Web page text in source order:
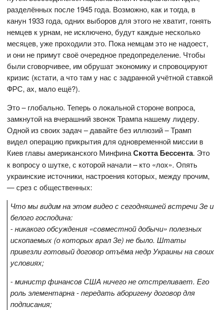
разделённых после 1945 года. Возможно, как и тогда, в
канун 1933 года, одних выборов для этого не хватит, гонять
немцев к урнам, не исключено, будут каждые несколько
месяцев, уже проходили это. Пока немцам это не надоест,
и они не примут своё очередное предопределение. Чтобы
были сговорчивее, им обрушат экономику и спровоцируют
кризис (кстати, а что там у нас с задранной учётной ставкой
ФРС, ах, мало ещё?).
Это – глобально. Теперь о локальной стороне вопроса,
замкнутой на вчерашний звонок Трампа нашему лидеру.
Одной из своих задач – давайте без иллюзий – Трамп
видел операцию прикрытия для одновременной миссии в
Киев главы американского МинфинаСкотта Бессента. Это
к вопросу о шутке, с которой начали – кто «лох». Опять
украинские источники, настроения которых, между прочим,
— срез с общественных:
Что мы видим на этом видео с сегодняшней встречи Зе и
белого господина:
- никакого обсуждения «совместной добычи» полезных
ископаемых (о которых врал Зе) не было. Штаты
привезли готовый договор отъёма недр Украины на своих
условиях;
- министр финансов США ничего не отстреливает. Его
роль элементарна - передать аборигену договор для
подписания;